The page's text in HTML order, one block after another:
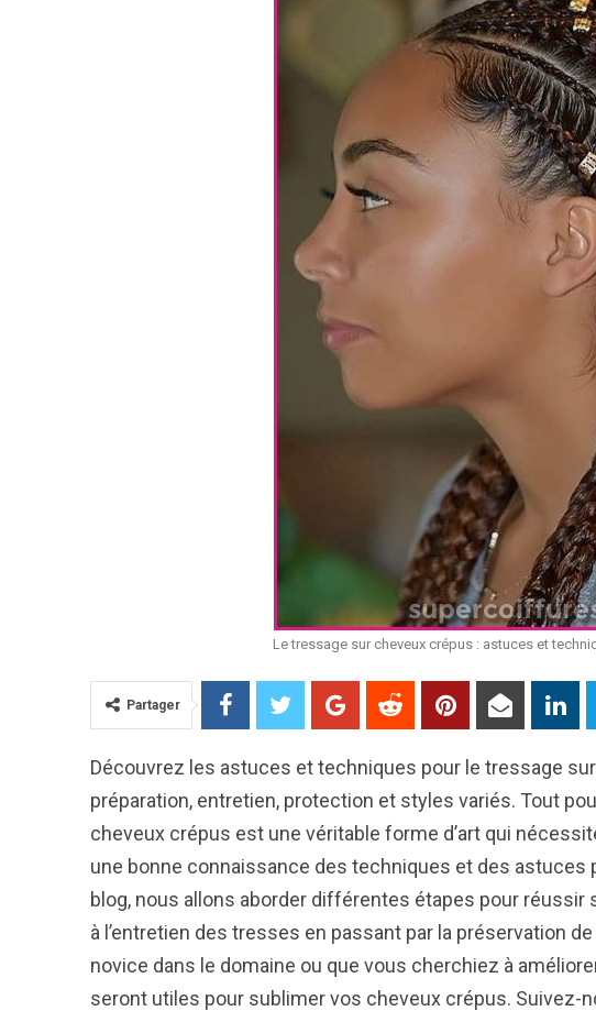
Le tressage sur cheveux crépus : astuces et
Partager
Découvrez les astuces et techniques pour le tressage
préparation, entretien, protection et styles variés. Tout
cheveux crépus est une véritable forme d’art qui
une bonne connaissance des techniques et des astuces
blog, nous allons aborder différentes étapes pour
à l’entretien des tresses en passant par la préservation
novice dans le domaine ou que vous cherchiez à
seront utiles pour sublimer vos cheveux crépus. Suivez-
40 Idées De Cheveux Bleu Ombre